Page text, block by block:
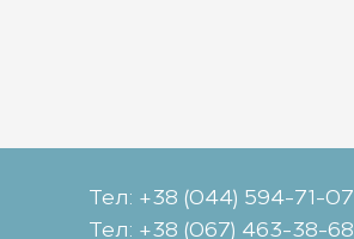
Тел: +38 (044) 594-71-07
Тел: +38 (067) 463-38-68